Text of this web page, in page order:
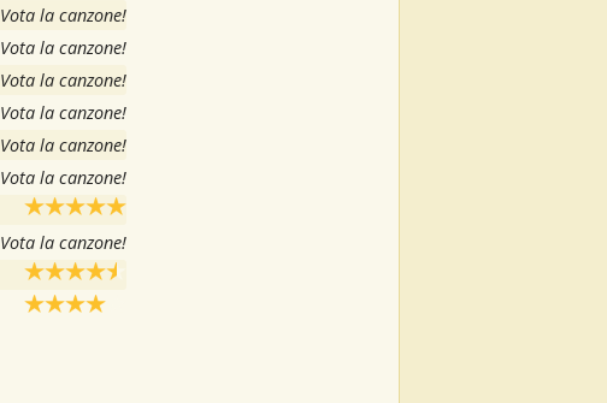
Vota la canzone!
Vota la canzone!
Vota la canzone!
Vota la canzone!
Vota la canzone!
Vota la canzone!
Vota la canzone!